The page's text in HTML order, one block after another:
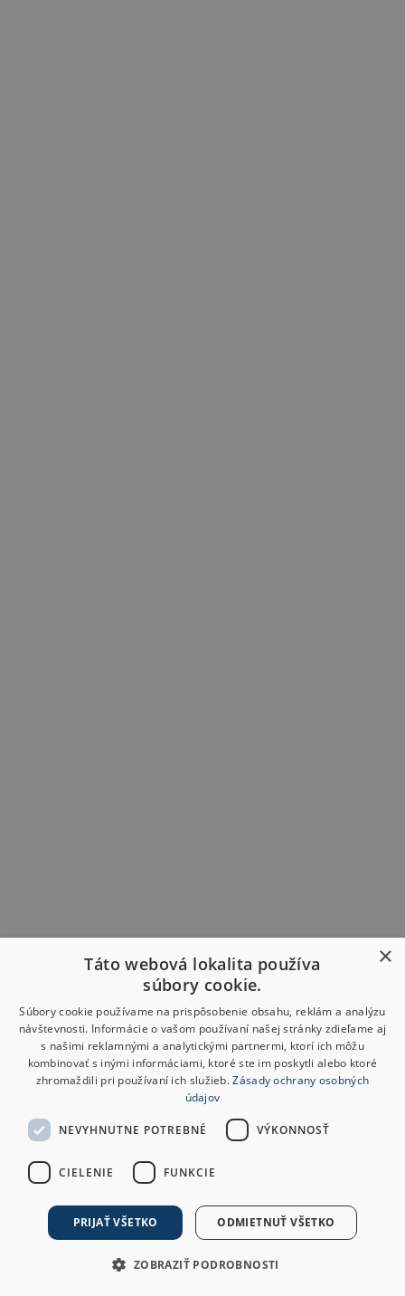
×
Táto webová lokalita používa
súbory cookie.
Súbory cookie používame na prispôsobenie obsahu, reklám a analýzu
návštevnosti. Informácie o vašom používaní našej stránky zdieľame aj
s našimi reklamnými a analytickými partnermi, ktorí ich môžu
kombinovať s inými informáciami, ktoré ste im poskytli alebo ktoré
zhromaždili pri používaní ich služieb.Zásady ochrany osobných
údajov
NEVYHNUTNE POTREBNÉ VÝKONNOSŤ
CIELENIE FUNKCIE
PRIJAŤ VŠETKO ODMIETNUŤ VŠETKO
ZOBRAZIŤ PODROBNOSTI